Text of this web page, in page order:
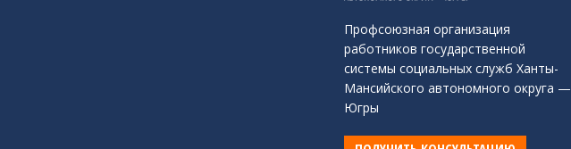
Профсоюзная организация
работников государственной
системы социальных служб Ханты-
Мансийского автономного округа —
Югры